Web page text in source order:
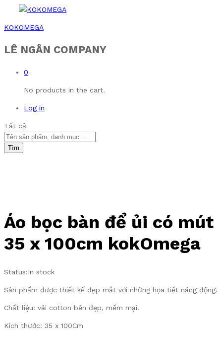
KOKOMEGA
LÊ NGÂN COMPANY
0
No products in the cart.
Log in
Tất cả
Tìm
Áo bọc bàn để ủi có mút
35 x 100cm kokOmega
Status:In stock
Sản phẩm được thiết kế đẹp mắt với những họa tiết năng động.
Chất liệu: vải cotton bền đẹp, mềm mại.
Kích thước: 35 x 100Cm